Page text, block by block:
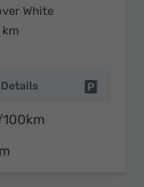
White
km
Details